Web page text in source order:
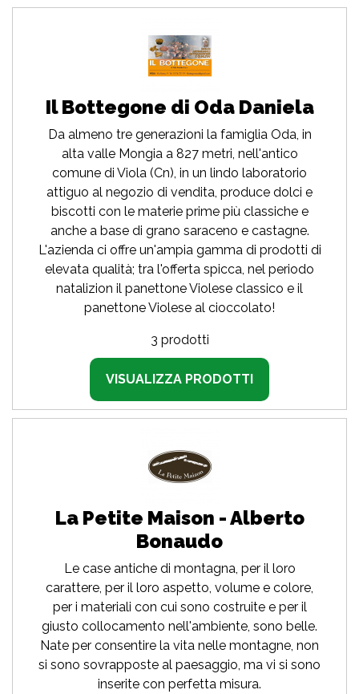
Il Bottegone di Oda Daniela
Da almeno tre generazioni la famiglia Oda, in
alta valle Mongia a 827 metri, nell'antico
comune di Viola (Cn), in un lindo laboratorio
attiguo al negozio di vendita, produce dolci e
biscotti con le materie prime più classiche e
anche a base di grano saraceno e castagne.
L'azienda ci offre un'ampia gamma di prodotti di
elevata qualità; tra l'offerta spicca, nel periodo
natalizion il panettone Violese classico e il
panettone Violese al cioccolato!
3 prodotti
VISUALIZZA PRODOTTI
La Petite Maison - Alberto
Bonaudo
Le case antiche di montagna, per il loro
carattere, per il loro aspetto, volume e colore,
per i materiali con cui sono costruite e per il
giusto collocamento nell'ambiente, sono belle.
Nate per consentire la vita nelle montagne, non
si sono sovrapposte al paesaggio, ma vi si sono
inserite con perfetta misura.